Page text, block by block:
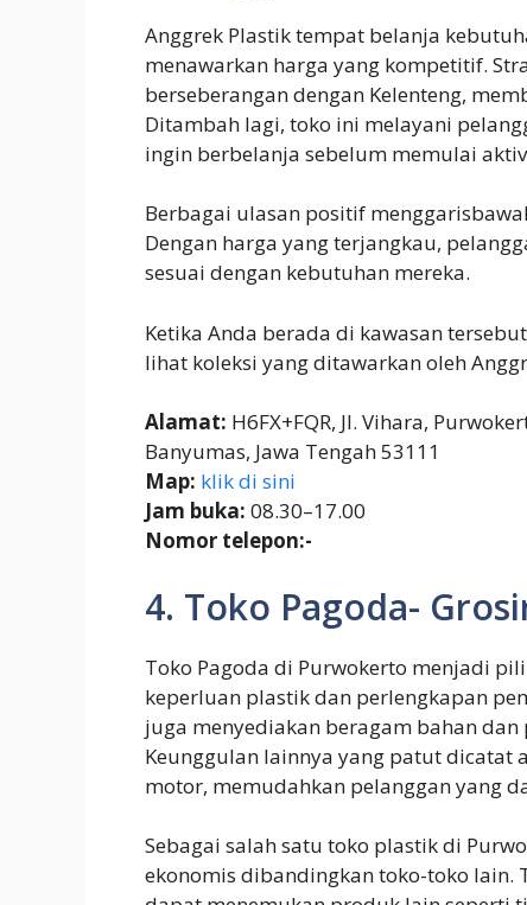
Anggrek Plastik tempat belanja
menawarkan harga yang kompetitif.
berseberangan dengan Kelenteng,
Ditambah lagi, toko ini melayani
ingin berbelanja sebelum memulai
Berbagai ulasan positif
Dengan harga yang terjangkau,
sesuai dengan kebutuhan mereka.
Ketika Anda berada di kawasan
lihat koleksi yang ditawarkan oleh
Alamat: H6FX+FQR, Jl. Vihara,
Banyumas, Jawa Tengah 53111
Map: klik di sini
Jam buka: 08.30–17.00
Nomor telepon:-
4. Toko Pagoda-
Toko Pagoda di Purwokerto menjadi
keperluan plastik dan perlengkapan
juga menyediakan beragam bahan
Keunggulan lainnya yang patut dicatat
motor, memudahkan pelanggan yang
Sebagai salah satu toko plastik di
ekonomis dibandingkan toko-toko lain.